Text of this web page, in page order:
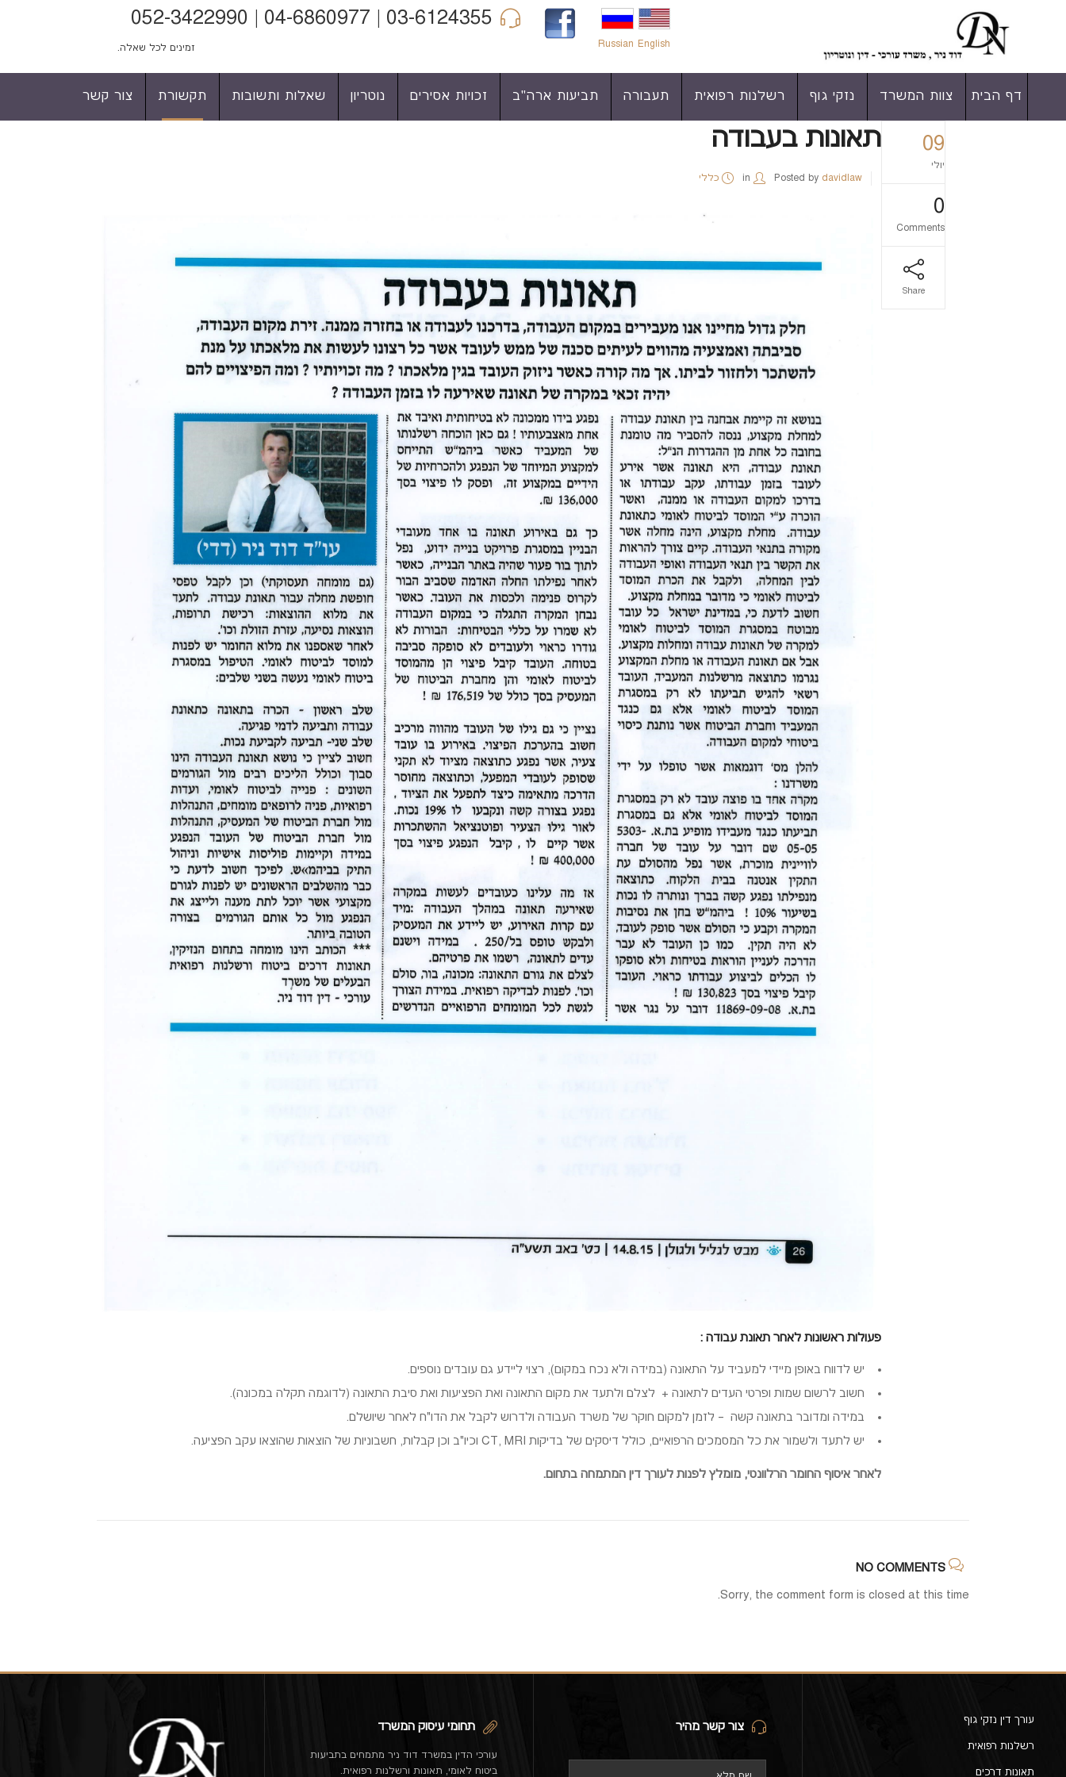
03-6124355 | 04-6860977 | 052-3422990
זמינים לכל שאלה. Russian English
דף הבית צוות המשרד נזקי גוף רשלנות רפואית תעבורה תביעות ארה"ב זכויות אסירים נוטריון שאלות ותשובות תקשורת צור קשר
09
יולי
0
Comments
Share
תאונות בעבודה
Posted by davidlaw
in כללי
פעולות ראשונות לאחר תאונת עבודה :
יש לדווח באופן מיידי למעביד על התאונה (במידה ולא נכח במקום), רצוי ליידע גם עובדים נוספים.
חשוב לרשום שמות ופרטי העדים לתאונה + לצלם ולתעד את מקום התאונה ואת הפציעות ואת סיבת התאונה (לדוגמה תקלה במכונה).
במידה ומדובר בתאונה קשה – לזמן למקום חוקר של משרד העבודה ולדרוש לקבל את הדו"ח לאחר שיושלם.
יש לתעד ולשמור את כל המסמכים הרפואיים, כולל דיסקים של בדיקות CT, MRI וכיו"ב וכן קבלות, חשבוניות של הוצאות שהוצאו עקב הפציעה.
לאחר איסוף החומר הרלוונטי, מומלץ לפנות לעורך דין המתמחה בתחום.
NO COMMENTS
Sorry, the comment form is closed at this time.
תחומי עיסוק המשרד
עורכי הדין במשרד דוד ניר מתמחים בתביעות
ביטוח לאומי, תאונות ורשלנות רפואית.
צור קשר מהיר עורך דין נזקי גוף
רשלנות רפואית
תאונות דרכים